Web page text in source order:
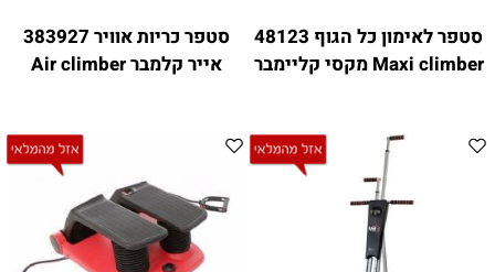
סטפר לאימון כל הגוף 48123
Maxi climber מקסי קליימבר
סטפר כריות אוויר 383927
אייר קלמבר Air climber